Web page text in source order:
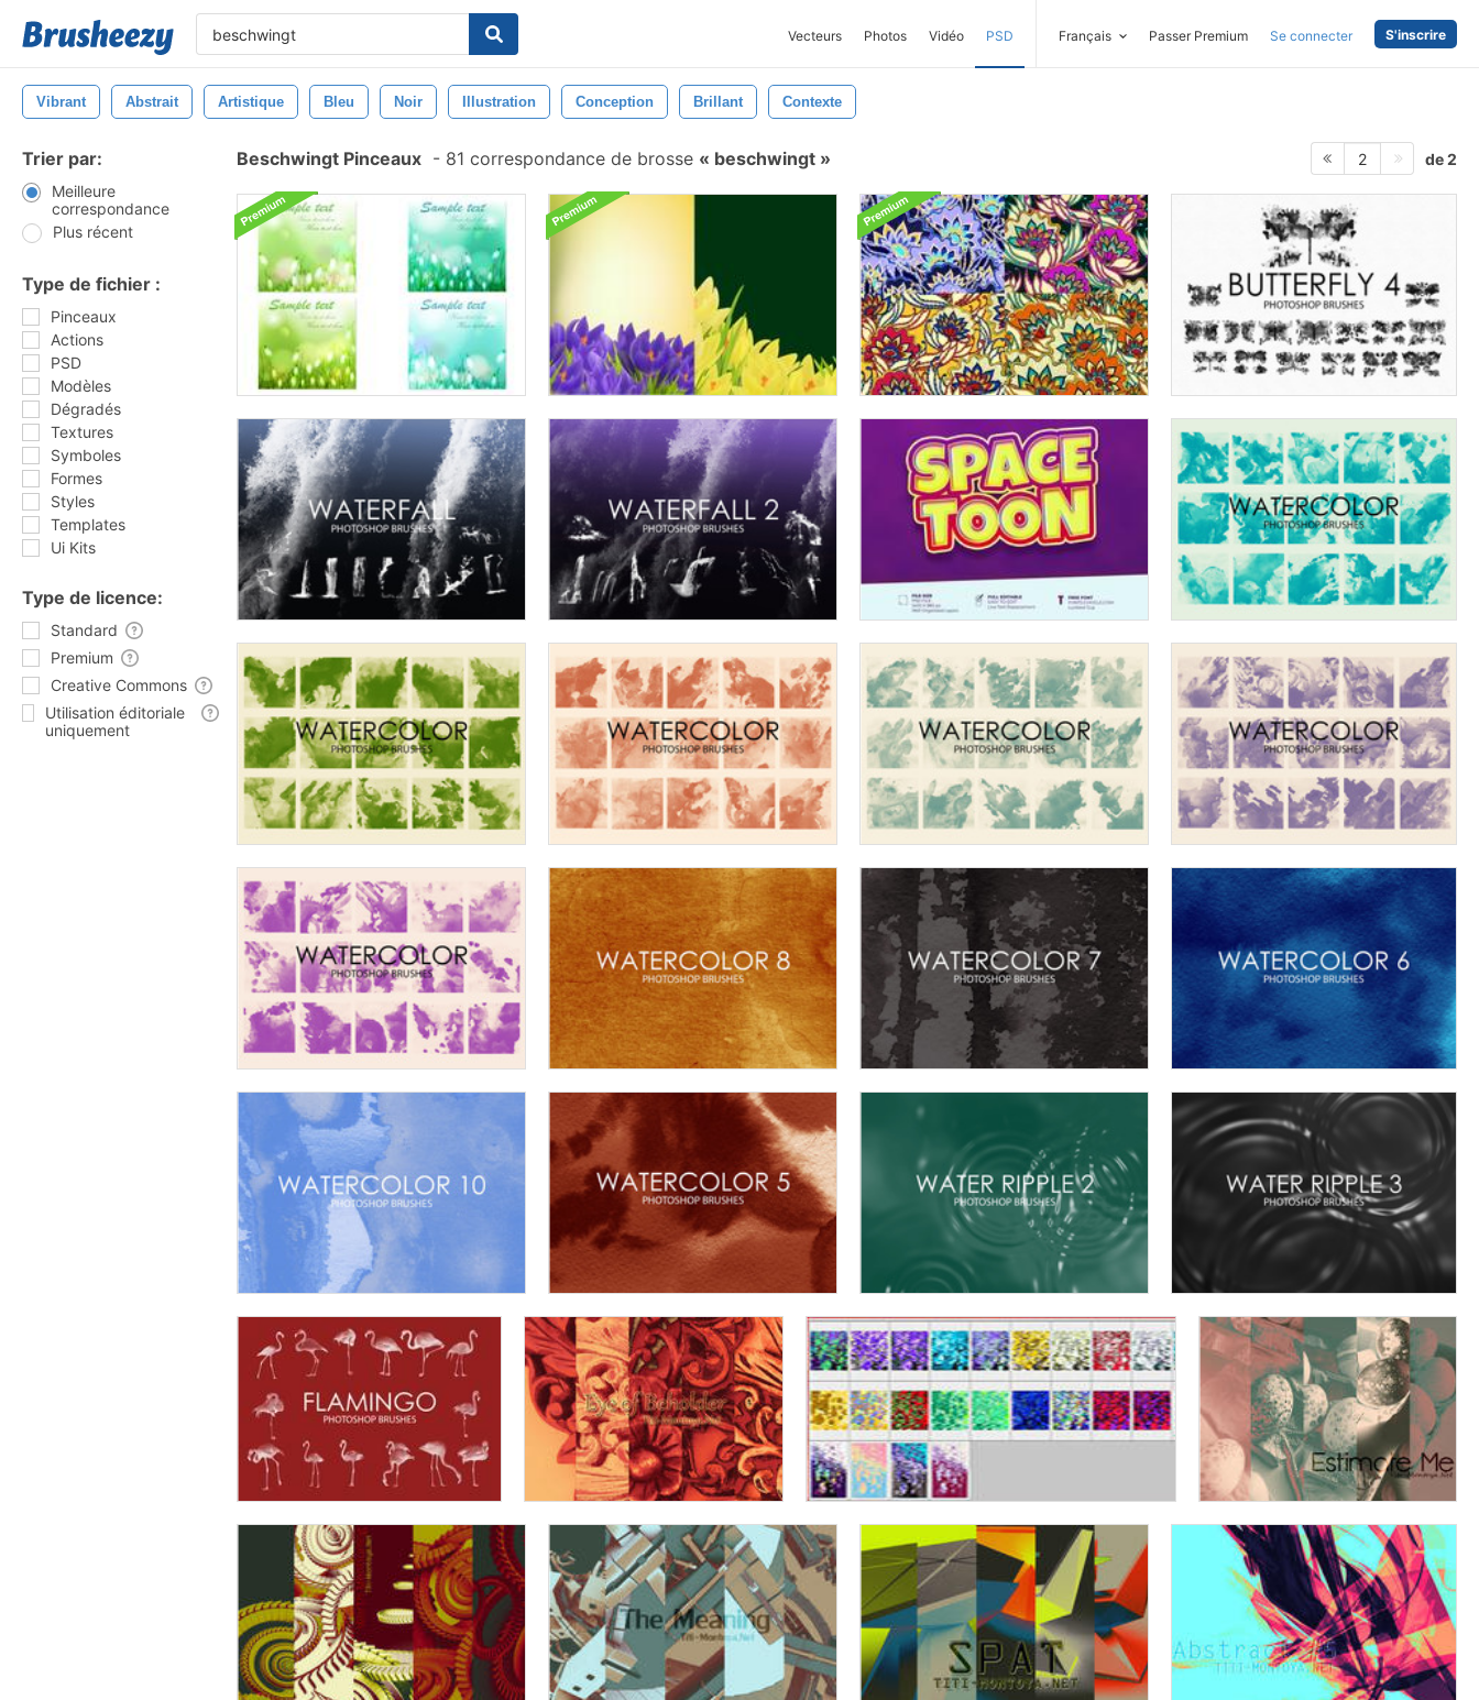
Vecteurs Photos Vidéo PSD Français Passer Premium Se connecter S'inscrire
Vibrant Abstrait Artistique Bleu Noir Illustration Conception Brillant Contexte
Trier par:
Meilleure
correspondance
Plus récent
Type de fichier :
Pinceaux
Actions
PSD
Modèles
Dégradés
Textures
Symboles
Formes
Styles
Templates
Ui Kits
Type de licence:
Standard
Premium
Creative Commons
Utilisation éditoriale
uniquement
Beschwingt Pinceaux - 81 correspondance de brosse beschwingt 2 de 2